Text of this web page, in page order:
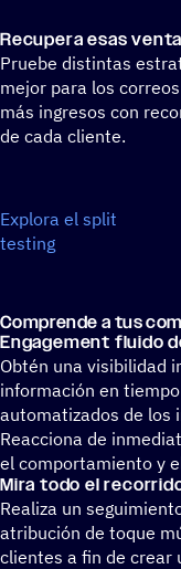
Recu­pera esas
Pruebe distintas
mejor para los
más ingresos con
de cada cliente.
Explora el split
testing
Comprende a tus
Enga­ge­ment fluido
Obtén una visibilidad
información en
automatizados de los
Reacciona de
el comportamiento y
Mira todo el
Realiza un
atribución de toque
clientes a fin de crear